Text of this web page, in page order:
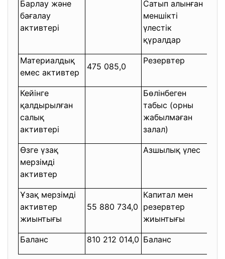
Барлау және
бағалау
активтері
Сатып алынған
меншікті
үлестік
қүралдар
Материалдық
емес активтер
475 085,0
Резервтер
Кейінге
қалдырылған
салық
активтері
Бөлінбеген
табыс (орны
жабылмаған
залал)
Өзге үзақ
мерзімді
активтер
Азшылық үлес
Ұзақ мерзімді
активтер
жиынтығы
55 880 734,0
Капитал мен
резервтер
жиынтығы
Баланс 810 212 014,0 Баланс